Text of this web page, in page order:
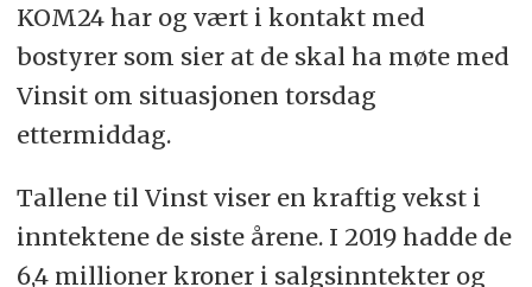
KOM24 har og vært i kontakt med
bostyrer som sier at de skal ha møte med
Vinsit om situasjonen torsdag
ettermiddag.
Tallene til Vinst viser en kraftig vekst i
inntektene de siste årene. I 2019 hadde de
6,4 millioner kroner i salgsinntekter og